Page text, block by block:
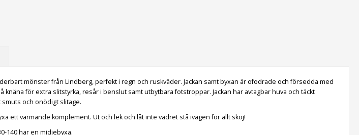
mönster från Lindberg, perfekt i regn och ruskväder. Jackan samt byxan är ofodrade och försedda med
knäna för extra slitstyrka, resår i benslut samt utbytbara fotstroppar. Jackan har avtagbar huva och täckt
och onödigt slitage.
ett värmande komplement. Ut och lek och låt inte vädret stå ivägen för allt skoj!
140 har en midjebyxa.